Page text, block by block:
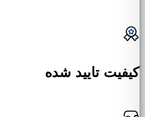
کیفیت تایید شده